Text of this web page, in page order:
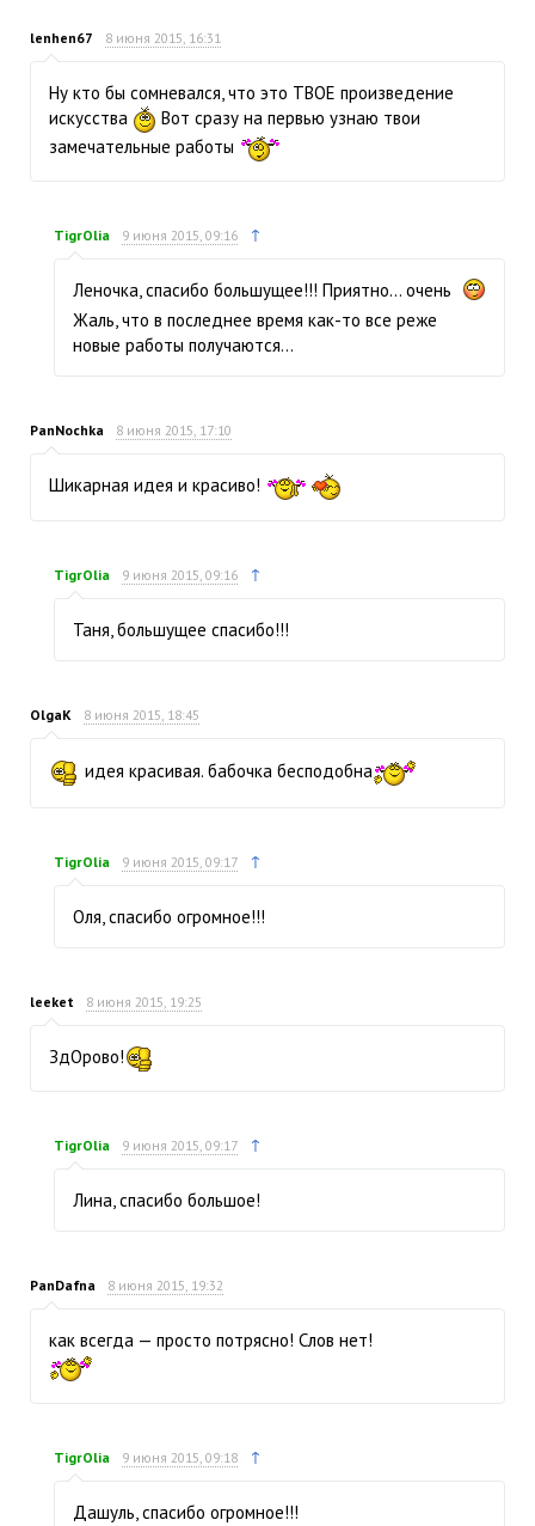
lenhen67 8 июня 2015, 16:31
Ну кто бы сомневался, что это ТВОЕ произведение
искусства
Вот сразу на первью узнаю твои
замечательные работы
TigrOlia 9 июня 2015, 09:16 ↑
Леночка, спасибо большущее!!! Приятно… очень
Жаль, что в последнее время как-то все реже
новые работы получаются…
PanNochka 8 июня 2015, 17:10
Шикарная идея и красиво!
TigrOlia 9 июня 2015, 09:16 ↑
Таня, большущее спасибо!!!
OlgaK 8 июня 2015, 18:45
идея красивая. бабочка бесподобна
TigrOlia 9 июня 2015, 09:17 ↑
Оля, спасибо огромное!!!
leeket 8 июня 2015, 19:25
ЗдОрово!
TigrOlia 9 июня 2015, 09:17 ↑
Лина, спасибо большое!
PanDafna 8 июня 2015, 19:32
как всегда — просто потрясно! Слов нет!
TigrOlia 9 июня 2015, 09:18 ↑
Дашуль, спасибо огромное!!!